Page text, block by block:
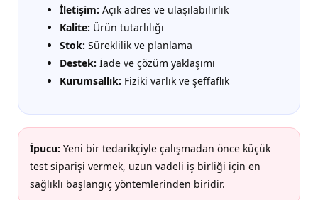
İletişim: Açık adres ve ulaşılabilirlik
Kalite: Ürün tutarlılığı
Stok: Süreklilik ve planlama
Destek: İade ve çözüm yaklaşımı
Kurumsallık: Fiziki varlık ve şeffaflık
İpucu: Yeni bir tedarikçiyle çalışmadan önce küçük
test siparişi vermek, uzun vadeli iş birliği için en
sağlıklı başlangıç yöntemlerinden biridir.